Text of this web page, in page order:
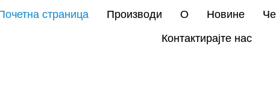
страница Производи О Новине
Контактирајте нас